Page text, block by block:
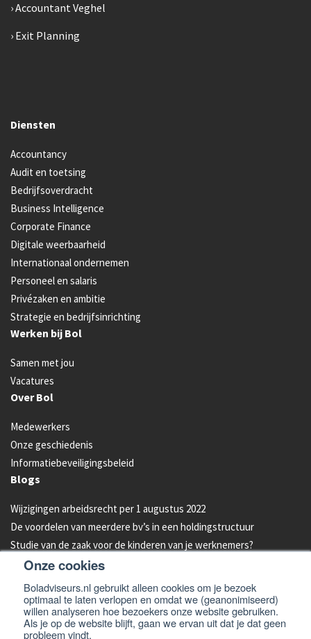
Onze cookies
Boladviseurs.nl gebruikt alleen cookies om je bezoek
optimaal te laten verlopen en omdat we (geanonimiseerd)
willen analyseren hoe bezoekers onze website gebruiken.
Als je op de website blijft, gaan we ervan uit dat je dat geen
probleem vindt.
Accountant Veghel
Exit Planning
Diensten
Accountancy
Audit en toetsing
Bedrijfsoverdracht
Business Intelligence
Corporate Finance
Digitale weerbaarheid
Internationaal ondernemen
Personeel en salaris
Privézaken en ambitie
Strategie en bedrijfsinrichting
Werken bij Bol
Samen met jou
Vacatures
Over Bol
Medewerkers
Onze geschiedenis
Informatiebeveiligingsbeleid
Blogs
Wijzigingen arbeidsrecht per 1 augustus 2022
De voordelen van meerdere bv’s in een holdingstructuur
Studie van de zaak voor de kinderen van je werknemers?
Energielabel C vanaf 2023 verplicht voor kantoren
Aandelen van je bedrijf overdragen aan je kind: hoe werkt dat?
Bleeders omzetten in feeders: zo doe je dat!